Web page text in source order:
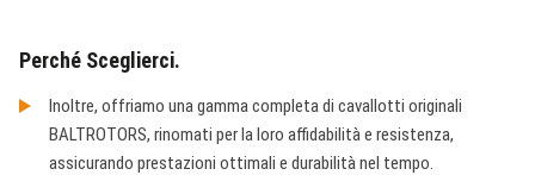
Perché Sceglierci.
Inoltre, offriamo una gamma completa di cavallotti originali
BALTROTORS, rinomati per la loro affidabilità e resistenza,
assicurando prestazioni ottimali e durabilità nel tempo.